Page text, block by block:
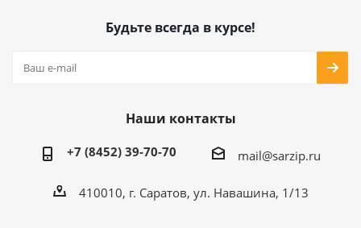
Будьте всегда в курсе!
Наши контакты
+7 (8452) 39-70-70 mail@sarzip.ru
410010, г. Саратов, ул. Навашина, 1/13